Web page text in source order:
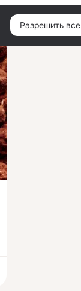
Войти
Разрешить все